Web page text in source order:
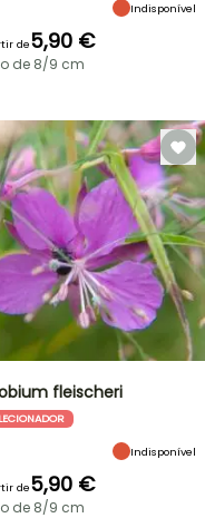
Indisponível
de5,90 €
de 8/9 cm
fleischeri
Indisponível
de5,90 €
de 8/9 cm